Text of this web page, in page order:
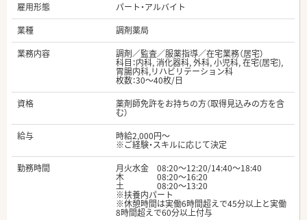
雇用形態
パート・アルバイト
業種
調剤薬局
業務内容
調剤／監査／服薬指導／在宅業務（居宅）
科目：内科, 消化器科, 外科, 小児科, 在宅(居宅),
胃腸内科,リハビリテーション科
枚数：30～40枚/日
資格
薬剤師免許をお持ちの方（取得見込みの方を含
む）
給与
時給2,000円～
※ご経験・スキルに応じて決定
勤務時間
月火水金 08:20～12:20/14:40～18:40
木 08:20～16:20
土 08:20～13:20
※扶養内パート
※休憩時間は実働6時間超えで45分以上と実働
8時間超えで60分以上付与